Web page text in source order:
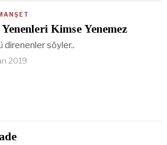
Kimse Yenemez
direnenler söyler..
2019